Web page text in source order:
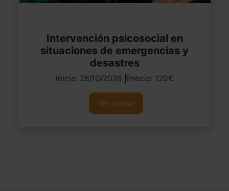
Intervención psicosocial en
situaciones de emergencias y
desastres
Inicio: 28/10/2026 |Precio: 120€
Ver curso